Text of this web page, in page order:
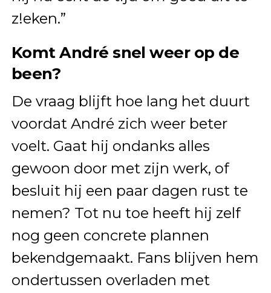
z!eken.”
Komt André snel weer op de
been?
De vraag blijft hoe lang het duurt
voordat André zich weer beter
voelt. Gaat hij ondanks alles
gewoon door met zijn werk, of
besluit hij een paar dagen rust te
nemen? Tot nu toe heeft hij zelf
nog geen concrete plannen
bekendgemaakt. Fans blijven hem
ondertussen overladen met